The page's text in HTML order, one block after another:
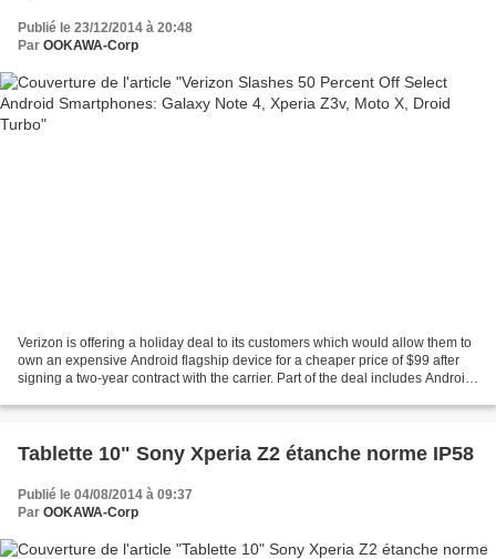
Publié le 23/12/2014 à 20:48
Par OOKAWA-Corp
Verizon is offering a holiday deal to its customers which would allow them to
own an expensive Android flagship device for a cheaper price of $99 after
signing a two-year contract with the carrier. Part of the deal includes Android
Tablette 10" Sony Xperia Z2 étanche norme IP58
Publié le 04/08/2014 à 09:37
Par OOKAWA-Corp